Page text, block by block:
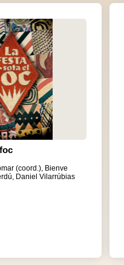
(coord.), Bienve
Daniel Vilarrúbias